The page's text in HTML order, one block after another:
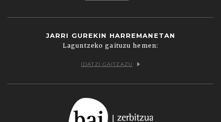
JARRI GUREKIN HARREMANETAN
Laguntzeko gaituzu hemen:
IDATZI GAITZAZU